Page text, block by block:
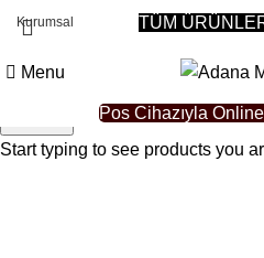
Kurumsal TÜM
Menu
Pos Cihazıyla
Start typing to see products you